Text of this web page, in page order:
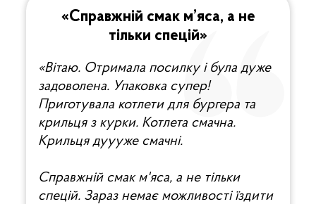
«‎Вітаю. Отримала посилку і була дуже
задоволена. Упаковка супер!
Приготувала котлети для бургера та
крильця з курки. Котлета смачна.
Крильця дуууже смачні.
Справжній смак м'яса, а не тільки
спецій. Зараз немає можливості їздити
«‎Справжній смак м’яса, а не
тільки спецій»‎